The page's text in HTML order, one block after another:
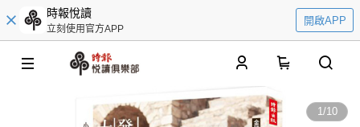
時報悅讀
立刻使用官方APP
開啟APP
1/10